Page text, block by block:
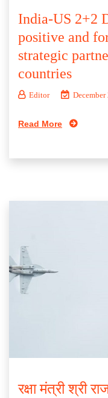
India-US 2+2
positive and
strategic
countries
Editor December
Read More
रक्षा मंत्री श्री